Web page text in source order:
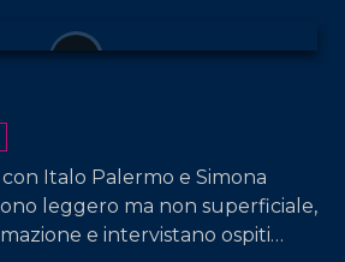
Italo Palermo e Simona
leggero ma non superficiale,
e intervistano ospiti